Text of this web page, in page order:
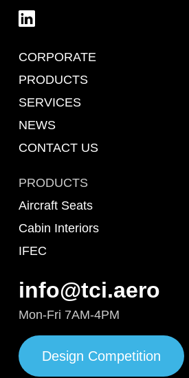
CORPORATE
PRODUCTS
SERVICES
NEWS
CONTACT US
PRODUCTS
Aircraft Seats
Cabin Interiors
IFEC
info@tci.aero
Mon-Fri 7AM-4PM
Design Competition